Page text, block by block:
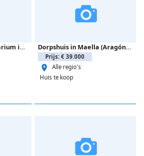
hoekwoning met solarium in Altos del Limonar Dorpshuis in Maella (Aragón, Spanje) - 1012
Prijs: € 39.000
Alle regio's
Huis te koop